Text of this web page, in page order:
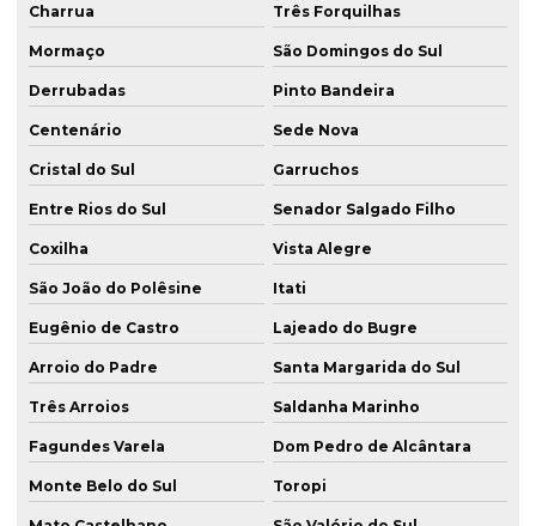
Charrua Três Forquilhas
Mormaço São Domingos do Sul
Derrubadas Pinto Bandeira
Centenário Sede Nova
Cristal do Sul Garruchos
Entre Rios do Sul Senador Salgado Filho
Coxilha Vista Alegre
São João do Polêsine Itati
Eugênio de Castro Lajeado do Bugre
Arroio do Padre Santa Margarida do Sul
Três Arroios Saldanha Marinho
Fagundes Varela Dom Pedro de Alcântara
Monte Belo do Sul Toropi